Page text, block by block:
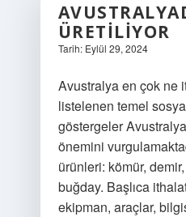
ÜRETILIYOR
Tarih: Eylül 29, 2024
Avustralya en çok ne
listelenen temel
göstergeler
önemini
ürünleri: kömür,
buğday. Başlıca
ekipman, araçlar,